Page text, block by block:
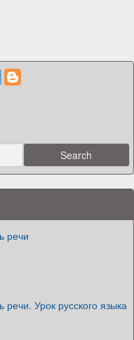
речи
речи. Урок русского языка